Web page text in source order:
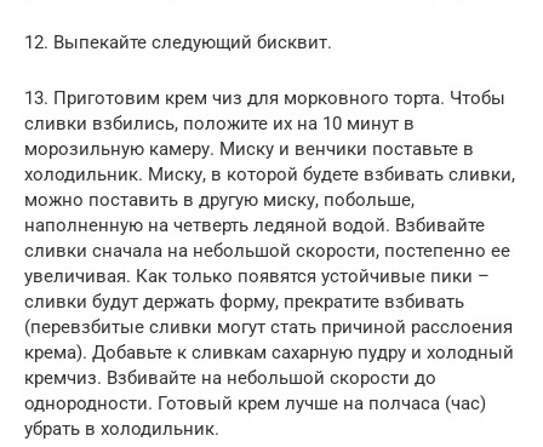
12. Выпекайте следующий бисквит.
13. Приготовим крем чиз для морковного торта. Чтобы
сливки взбились, положите их на 10 минут в
морозильную камеру. Миску и венчики поставьте в
холодильник. Миску, в которой будете взбивать сливки,
можно поставить в другую миску, побольше,
наполненную на четверть ледяной водой. Взбивайте
сливки сначала на небольшой скорости, постепенно ее
увеличивая. Как только появятся устойчивые пики –
сливки будут держать форму, прекратите взбивать
(перевзбитые сливки могут стать причиной расслоения
крема). Добавьте к сливкам сахарную пудру и холодный
кремчиз. Взбивайте на небольшой скорости до
однородности. Готовый крем лучше на полчаса (час)
убрать в холодильник.